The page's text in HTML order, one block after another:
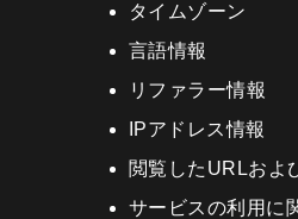
タイムゾーン
言語情報
リファラー情報
IPアドレス情報
閲覧したURLおよ
サービスの利用に